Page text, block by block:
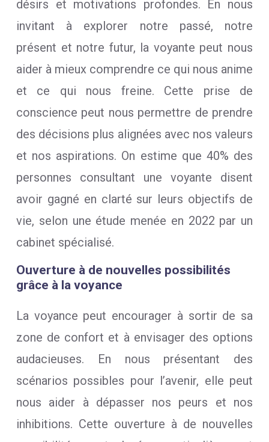
désirs et motivations profondes. En nous
invitant à explorer notre passé, notre
présent et notre futur, la voyante peut nous
aider à mieux comprendre ce qui nous anime
et ce qui nous freine. Cette prise de
conscience peut nous permettre de prendre
des décisions plus alignées avec nos valeurs
et nos aspirations. On estime que 40% des
personnes consultant une voyante disent
avoir gagné en clarté sur leurs objectifs de
vie, selon une étude menée en 2022 par un
cabinet spécialisé.
Ouverture à de nouvelles possibilités
grâce à la voyance
La voyance peut encourager à sortir de sa
zone de confort et à envisager des options
audacieuses. En nous présentant des
scénarios possibles pour l’avenir, elle peut
nous aider à dépasser nos peurs et nos
inhibitions. Cette ouverture à de nouvelles